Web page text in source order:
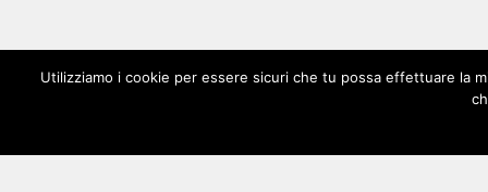
Utilizziamo i cookie per essere sicuri che tu possa effettuare la